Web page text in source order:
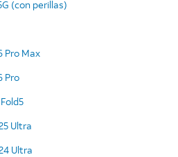
(con perillas)
Pro Max
Pro
Ultra
Ultra